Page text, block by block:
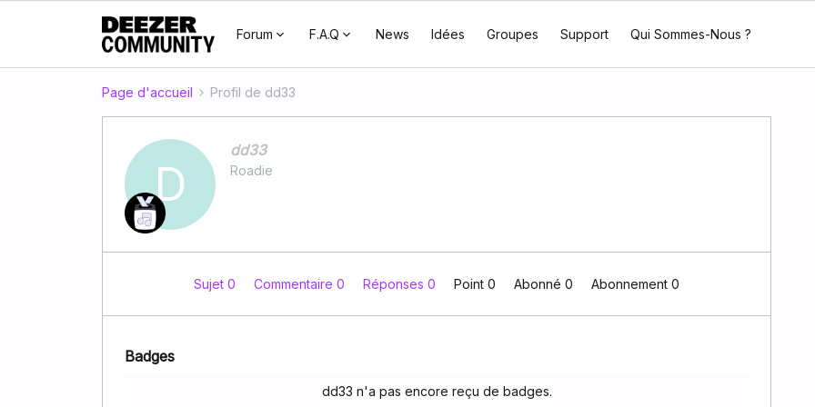
Forum F.A.Q News Idées Groupes Support Qui Sommes-Nous ?
Page d'accueil Profil de dd33
D
dd33
Roadie
Sujet 0 Commentaire 0 Réponses 0 Point 0 Abonné 0 Abonnement 0
Badges
dd33 n'a pas encore reçu de badges.